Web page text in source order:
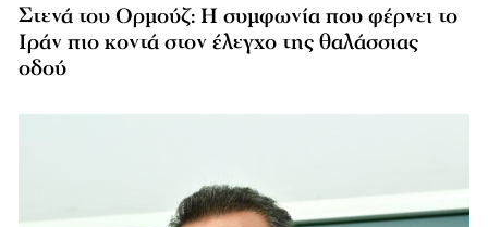
Στενά του Ορμούζ: Η συμφωνία που φέρνει το
Ιράν πιο κοντά στον έλεγχο της θαλάσσιας
οδού